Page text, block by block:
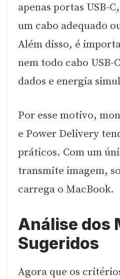
apenas portas USB-
um cabo adequado
Além disso, é
nem todo cabo USB-
dados e energia
Por esse motivo,
e Power Delivery
práticos. Com um
transmite imagem,
carrega o MacBook.
Análise dos
Sugeridos
Agora que os